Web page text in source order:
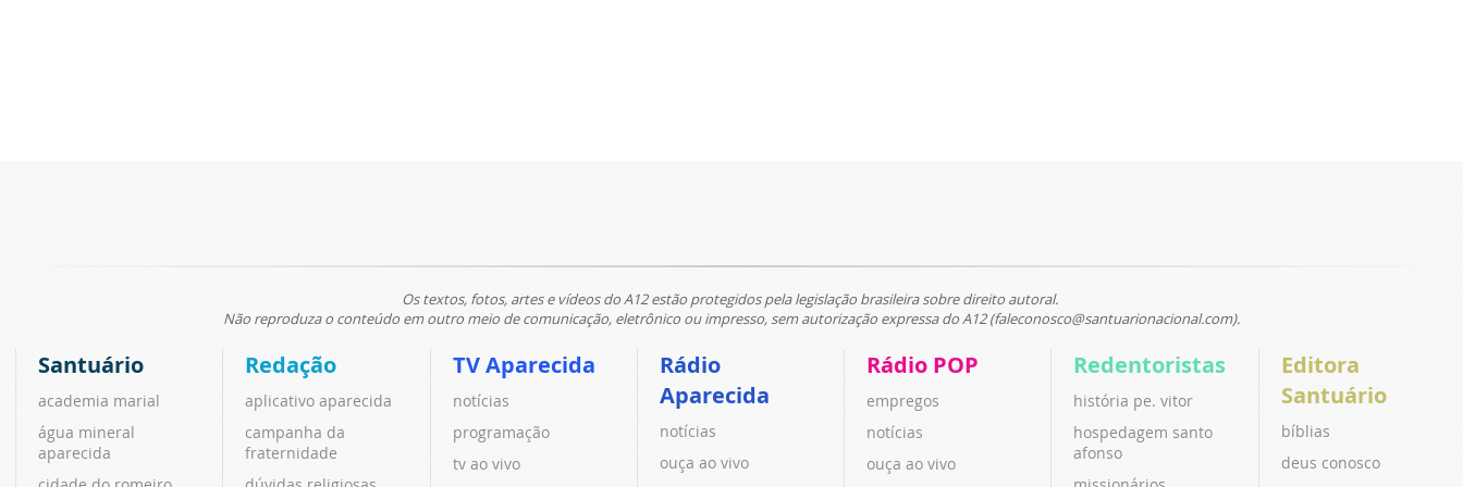
Os textos, fotos, artes e vídeos do A12 estão protegidos pela legislação brasileira sobre direito autoral.
Não reproduza o conteúdo em outro meio de comunicação, eletrônico ou impresso, sem autorização expressa do A12 (faleconosco@santuarionacional.com).
Santuário
academia marial
água mineral
aparecida
Redação
aplicativo aparecida
campanha da
fraternidade
TV Aparecida
notícias
programação
tv ao vivo
Rádio
Aparecida
notícias
ouça ao vivo
Rádio POP
empregos
notícias
ouça ao vivo
Redentoristas
história pe. vitor
hospedagem santo
afonso
Editora
Santuário
bíblias
deus conosco